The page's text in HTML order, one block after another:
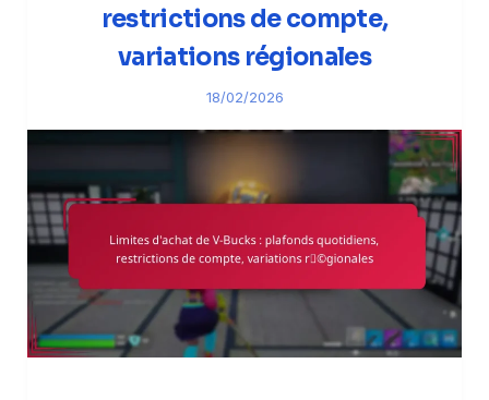
restrictions de compte,
variations régionales
18/02/2026